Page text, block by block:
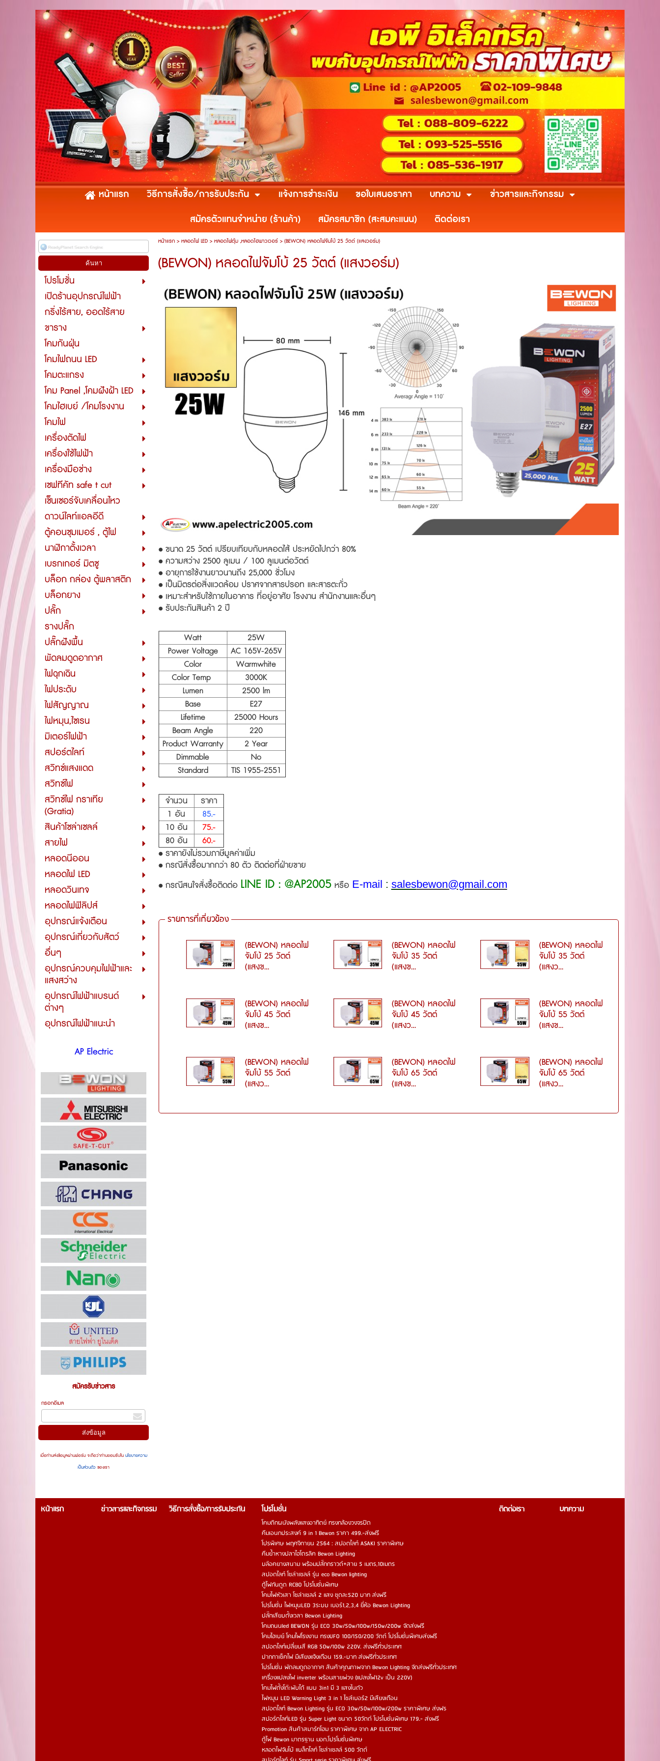
หน้าแรก วิธีการสั่งซื้อ/การรับประกัน แจ้งการชำระเงิน ขอใบเสนอราคา บทความ
ข่าวสารและกิจกรรม
สมัครตัวแทนจำหน่าย (ร้านค้า)
สมัครสมาชิก (สะสมคะแนน) ติดต่อเรา
โปรโมชั่น
เปิดร้านอุปกรณ์ไฟฟ้า
กริ่งไร้สาย, ออดไร้สาย
ขาราง
โคมกันฝุ่น
โคมไฟถนน LED
โคมตะแกรง
โคม Panel ,โคมฝังฝ้า LED
โคมไฮเบย์ /โคมโรงงาน
โคมไฟ
เครื่องตัดไฟ
เครื่องใช้ไฟฟ้า
เครื่องมือช่าง
เซฟทีคัท safe t cut
เซ็นเซอร์จับเคลื่อนไหว
ดาวน์ไลท์แอลอีดี
ตู้คอนซุมเมอร์ , ตู้ไฟ
นาฬิกาตั้งเวลา
เบรกเกอร์ มิตซู
บล็อก กล่อง ตู้พลาสติก
บล็อกยาง
ปลั๊ก
รางปลั๊ก
ปลั๊กฝังพื้น
พัดลมดูดอากาศ
ไฟฉุกเฉิน
ไฟประดับ
ไฟสัญญาณ
ไฟหมุน,ไซเรน
มิเตอร์ไฟฟ้า
สปอร์ตไลท์
สวิทซ์แสงแดด
สวิทซ์ไฟ
สวิทซ์ไฟ กราเทีย
(Gratia)
สินค้าโซล่าเซลล์
สายไฟ
หลอดนีออน
หลอดไฟ LED
หลอดวินเทจ
หลอดไฟฟิลิปส์
อุปกรณ์แจ้งเตือน
อุปกรณ์เกี่ยวกับสัตว์
อื่นๆ
อุปกรณ์ควบคุมไฟฟ้าและ
แสงสว่าง
อุปกรณ์ไฟฟ้าแบรนด์
ต่างๆ
อุปกรณ์ไฟฟ้าแนะนำ
AP Electric
สมัครรับข่าวสาร
กรอกอีเมล
เมื่อท่านส่งข้อมูลผ่านฟอร์ม จะถือว่าท่านยอมรับในนโยบายความ
เป็นส่วนตัวของเรา
หน้าแรก> หลอดไฟ LED> หลอดไฟตุ้ม ,หลอดไฮพาวเวอร์> (BEWON) หลอดไฟจัมโบ้ 25 วัตต์ (แสงวอร์ม)
(BEWON) หลอดไฟจัมโบ้ 25 วัตต์ (แสงวอร์ม)
• ขนาด 25 วัตต์ เปรียบเทียบกับหลอดไส้ ประหยัดไปกว่า 80%
• ความสว่าง 2500 ลูเมน / 100 ลูเมนต่อวัตต์
• อายุการใช้งานยาวนานถึง 25,000 ชั่วโมง
• เป็นมิตรต่อสิ่งแวดล้อม ปราศจากสารปรอท และสารตะกั่ว
• เหมาะสำหรับใช้ภายในอาคาร ที่อยู่อาศัย โรงงาน สำนักงานและอื่นๆ
• รับประกันสินค้า 2 ปี
Watt
25W
Power Voltage
AC 165V-265V
Color
Warmwhite
Color Temp
3000K
Lumen
2500 lm
Base
E27
Lifetime
25000 Hours
Beam Angle
220
Product Warranty
2 Year
Dimmable
No
Standard
TIS 1955-2551
จำนวน
ราคา
1 อัน
85.-
10 อัน
75.-
80 อัน
60.-
• ราคายังไม่รวมภาษีมูลค่าเพิ่ม
• กรณีสั่งซื้อมากกว่า 80 ตัว ติดต่อที่ฝ่ายขาย
• กรณีสนใจสั่งซื้อติดต่อ LINE ID : @AP2005 หรือ E-mail : salesbewon@gmail.com
รายการที่เกี่ยวข้อง
(BEWON) หลอดไฟ
จัมโบ้ 25 วัตต์
(แสงข...
(BEWON) หลอดไฟ
จัมโบ้ 35 วัตต์
(แสงข...
(BEWON) หลอดไฟ
จัมโบ้ 35 วัตต์
(แสงว...
(BEWON) หลอดไฟ
จัมโบ้ 45 วัตต์
(แสงข...
(BEWON) หลอดไฟ
จัมโบ้ 45 วัตต์
(แสงว...
(BEWON) หลอดไฟ
จัมโบ้ 55 วัตต์
(แสงข...
(BEWON) หลอดไฟ
จัมโบ้ 55 วัตต์
(แสงว...
(BEWON) หลอดไฟ
จัมโบ้ 65 วัตต์
(แสงข...
(BEWON) หลอดไฟ
จัมโบ้ 65 วัตต์
(แสงว...
หน้าแรก ข่าวสารและกิจกรรม วิธีการสั่งซื้อ/การรับประกัน โปรโมชั่น
โคมติกผนังพลังแสงอาทิตย์ ทรงกล้องวงจรปิด
คีมเอนกประสงค์ 9 in 1 Bewon ราคา 499.-ส่งฟรี
โปรพิเศษ พฤศจิกายน 2564 : สปอตไลท์ ASAKI ราคาพิเศษ
คีมย้ำหางปลาไฮโดรลิค Bewon Lighting
บล๊อคยางสนาม พร้อมปลั๊กกราวด์+สาย 5 เมตร,10เมตร
สปอตไลท์ โซล่าเซลล์ รุ่น eco Bewon lighting
ตู้ไฟกันดูด RCBO โปรโมชั่นพิเศษ
โคมไฟหัวเสา โซล่าเซลล์ 2 แสง ชุดละ520 บาท ส่งฟรี
โปรโมชั่น ไฟหมุนLED 3ระบบ เบอร์1,2,3,4 ยี่ห้อ Bewon Lighting
ปลั๊กเสียบตั้งเวลา Bewon Lighting
โคมถนนled BEWON รุ่น ECO 30w/50w/100w/150w/200w จัดส่งฟรี
โคมไฮเบย์ โคมไฟโรงงาน ทรงUFO 100/150/200 วัตต์ โปรโมชั่นพิเศษส่งฟรี
สปอตไลท์เปลี่ยนสี RGB 50w/100w 220V. ส่งฟรีทั่วประเทศ
ปากกาเช็คไฟ มีเสียงแจ้งเตือน 159.-บาท ส่งฟรีทั่วประเทศ
โปรโมชั่น พัดลมดูดอากาศ สินค้าคุณภาพจาก Bewon Lighting จัดส่งฟรีทั่วประเทศ
เครื่องแปลงไฟ inverter พร้อมสายพ่วง (แปลงไฟ12v เป็น 220V)
โคมไฟตั้งโต๊ะพับได้ แบบ 3in1 มี 3 แสงในตัว
ไฟหมุน LED Warning Light 3 in 1 ไซส์เบอร์2 มีเสียงเตือน
สปอตไลท์ Bewon Lighting รุ่น ECO 30w/50w/100w/200w ราคาพิเศษ ส่งฟร
สปอร์ตไลท์LED รุ่น Super Light ขนาด 50วัตต์ โปรโมชั่นพิเศษ 179.- ส่งฟรี
Promotion สินค้าสมาร์ทโฮม ราคาพิเศษ จาก AP ELECTRIC
ตู้ไฟ Bewon มาตรฐาน มอก.โปรโมชั่นพิเศษ
หลอดไฟจัมโบ้ แบล็กไลท์ โซล่าเซลล์ 500 วัตต์
ติดต่อเรา บทความ